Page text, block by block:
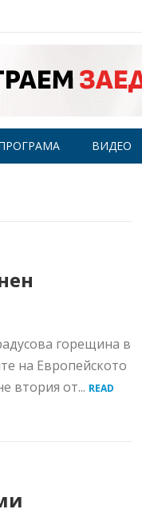
ВИДЕО
горещина в
на Европейското
втория от... READ